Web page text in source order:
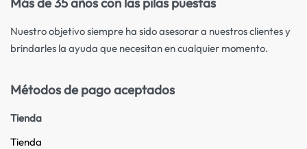
Nuestro objetivo siempre ha sido asesorar a nuestros clientes y
brindarles la ayuda que necesitan en cualquier momento.
Métodos de pago aceptados
Tienda
Tienda